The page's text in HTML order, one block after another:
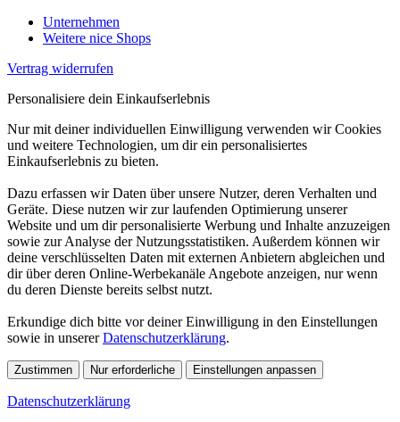
Unternehmen
Weitere nice Shops
Vertrag widerrufen
Personalisiere dein Einkaufserlebnis
Nur mit deiner individuellen Einwilligung verwenden wir Cookies
und weitere Technologien, um dir ein personalisiertes
Einkaufserlebnis zu bieten.
Dazu erfassen wir Daten über unsere Nutzer, deren Verhalten und
Geräte. Diese nutzen wir zur laufenden Optimierung unserer
Website und um dir personalisierte Werbung und Inhalte anzuzeigen
sowie zur Analyse der Nutzungsstatistiken. Außerdem können wir
deine verschlüsselten Daten mit externen Anbietern abgleichen und
dir über deren Online-Werbekanäle Angebote anzeigen, nur wenn
du deren Dienste bereits selbst nutzt.
Erkundige dich bitte vor deiner Einwilligung in den Einstellungen
sowie in unsererDatenschutzerklärung.
Zustimmen Nur erforderliche Einstellungen anpassen
Datenschutzerklärung